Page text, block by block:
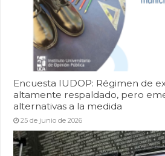
Encuesta IUDOP: Régimen de
altamente respaldado, pero
alternativas a la medida
25 de junio de 2026